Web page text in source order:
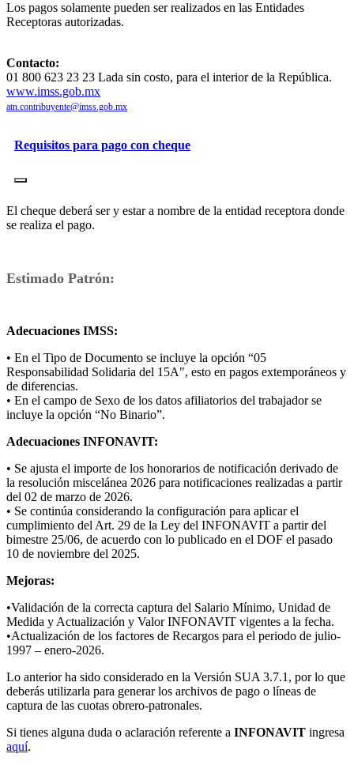
Los pagos solamente pueden ser realizados en las Entidades
Receptoras autorizadas.
Contacto:
01 800 623 23 23 Lada sin costo, para el interior de la República.
www.imss.gob.mx
atn.contribuyente@imss.gob.mx
Requisitos para pago con cheque
El cheque deberá ser y estar a nombre de la entidad receptora donde
se realiza el pago.
Estimado Patrón:
Adecuaciones IMSS:
• En el Tipo de Documento se incluye la opción “05
Responsabilidad Solidaria del 15A", esto en pagos extemporáneos y
de diferencias.
• En el campo de Sexo de los datos afiliatorios del trabajador se
incluye la opción “No Binario”.
Adecuaciones INFONAVIT:
• Se ajusta el importe de los honorarios de notificación derivado de
la resolución miscelánea 2026 para notificaciones realizadas a partir
del 02 de marzo de 2026.
• Se continúa considerando la configuración para aplicar el
cumplimiento del Art. 29 de la Ley del INFONAVIT a partir del
bimestre 25/06, de acuerdo con lo publicado en el DOF el pasado
10 de noviembre del 2025.
Mejoras:
•Validación de la correcta captura del Salario Mínimo, Unidad de
Medida y Actualización y Valor INFONAVIT vigentes a la fecha.
•Actualización de los factores de Recargos para el periodo de julio-
1997 – enero-2026.
Lo anterior ha sido considerado en la Versión SUA 3.7.1, por lo que
deberás utilizarla para generar los archivos de pago o líneas de
captura de las cuotas obrero-patronales.
Si tienes alguna duda o aclaración referente a INFONAVIT ingresa
aquí.